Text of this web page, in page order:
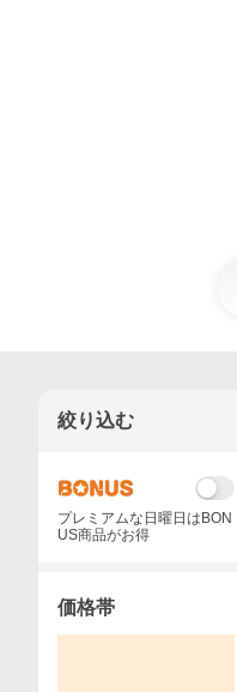
絞り込む
プレミアムな日曜日はBON
US商品がお得
価格帯